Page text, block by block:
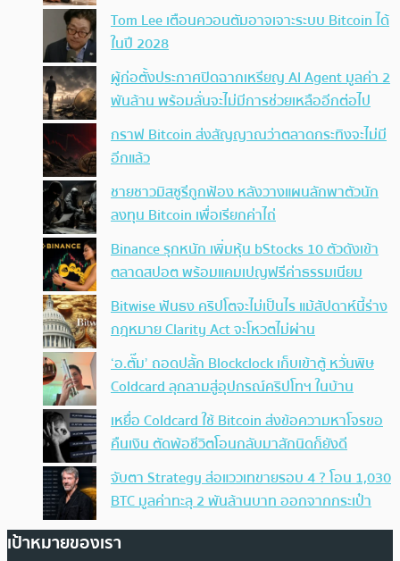
Tom Lee เตือนควอนตัมอาจเจาะระบบ Bitcoin ได้
ในปี 2028
ผู้ก่อตั้งประกาศปิดฉากเหรียญ AI Agent มูลค่า 2
พันล้าน พร้อมลั่นจะไม่มีการช่วยเหลืออีกต่อไป
กราฟ Bitcoin ส่งสัญญาณว่าตลาดกระทิงจะไม่มี
อีกแล้ว
ชายชาวมิสซูรีถูกฟ้อง หลังวางแผนลักพาตัวนัก
ลงทุน Bitcoin เพื่อเรียกค่าไถ่
Binance รุกหนัก เพิ่มหุ้น bStocks 10 ตัวดังเข้า
ตลาดสปอต พร้อมแคมเปญฟรีค่าธรรมเนียม
Bitwise ฟันธง คริปโตจะไม่เป็นไร แม้สัปดาห์นี้ร่าง
กฎหมาย Clarity Act จะโหวตไม่ผ่าน
‘อ.ตั๊ม’ ถอดปลั้ก Blockclock เก็บเข้าตู้ หวั่นพิษ
Coldcard ลุกลามสู่อุปกรณ์คริปโทฯ ในบ้าน
เหยื่อ Coldcard ใช้ Bitcoin ส่งข้อความหาโจรขอ
คืนเงิน ตัดพ้อชีวิตโอนกลับมาสักนิดก็ยังดี
จับตา Strategy ส่อแววเทขายรอบ 4 ? โอน 1,030
BTC มูลค่าทะลุ 2 พันล้านบาท ออกจากกระเป๋า
เป้าหมายของเรา